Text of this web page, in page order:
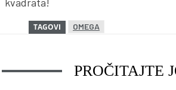
kvadrata!
TAGOVI OMEGA
PROČITAJTE